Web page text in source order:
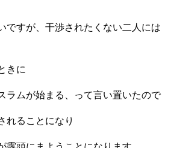
ですが、干渉されたくない二人には
きに
ラムが始まる、って言い置いたので
れることになり